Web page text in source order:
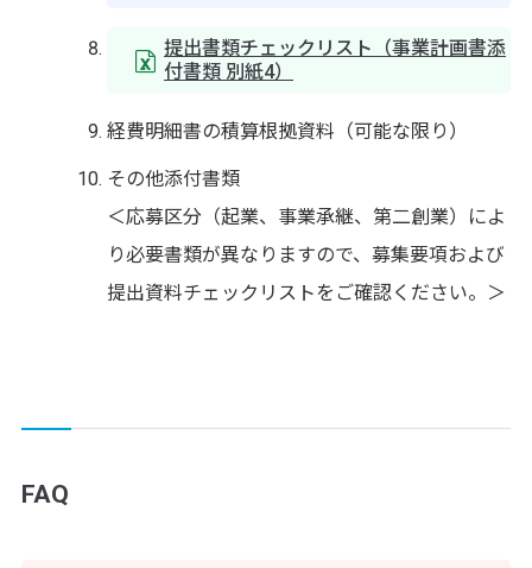
提出書類チェックリスト（事業計画書添
付書類 別紙4）
経費明細書の積算根拠資料（可能な限り）
その他添付書類
＜応募区分（起業、事業承継、第二創業）によ
り必要書類が異なりますので、募集要項および
提出資料チェックリストをご確認ください。＞
FAQ